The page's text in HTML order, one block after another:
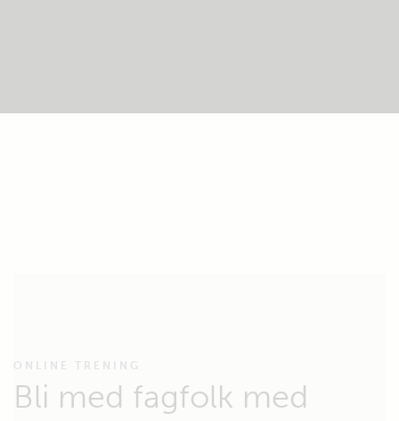
ONLINE TRENING
Bli med fagfolk med